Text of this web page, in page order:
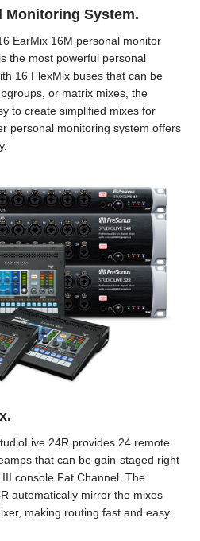
Monitoring System.
EarMix 16M personal monitor
the most powerful personal
16 FlexMix buses that can be
or matrix mixes, the
to create simplified mixes for
personal monitoring system offers
24R provides 24 remote
that can be gain-staged right
console Fat Channel. The
automatically mirror the mixes
making routing fast and easy.